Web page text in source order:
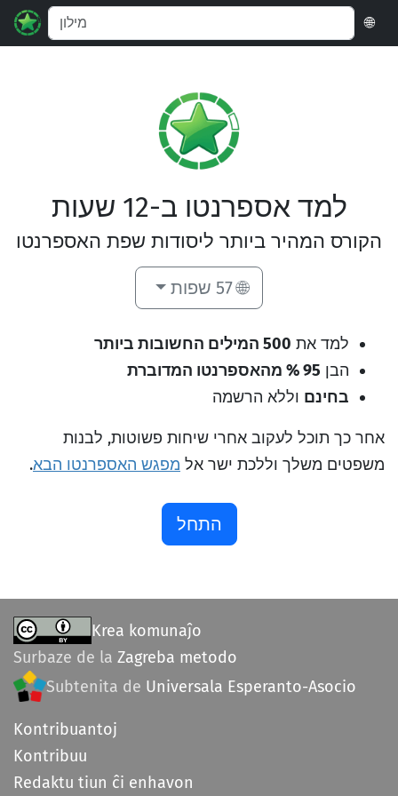
🌐
למד אספרנטו ב-12 שעות
הקורס המהיר ביותר ליסודות שפת האספרנטו
🌐 57 שפות
למד את 500 המילים החשובות ביותר
הבן 95 % מהאספרנטו המדוברת
בחינם וללא הרשמה
אחר כך תוכל לעקוב אחרי שיחות פשוטות, לבנות
משפטים משלך וללכת ישר אל מפגש האספרנטו הבא.
התחל
Krea komunaĵo
Surbaze de la Zagreba metodo
Subtenita de Universala Esperanto-Asocio
Kontribuantoj
Kontribuu
Redaktu tiun ĉi enhavon